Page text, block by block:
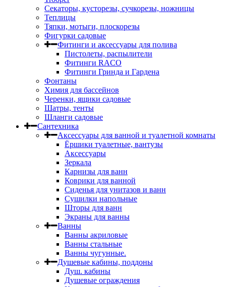
Секаторы, кусторезы, сучкорезы, ножницы
Теплицы
Тяпки, мотыги, плоскорезы
Фигурки садовые
Фитинги и аксессуары для полива
Пистолеты, распылители
Фитинги RACO
Фитинги Гринда и Гардена
Фонтаны
Химия для бассейнов
Черенки, ящики садовые
Шатры, тенты
Шланги садовые
Сантехника
Аксессуары для ванной и туалетной комнаты
Ёршики туалетные, вантузы
Аксессуары
Зеркала
Карнизы для ванн
Коврики для ванной
Сиденья для унитазов и ванн
Сушилки напольные
Шторы для ванн
Экраны для ванны
Ванны
Ванны акриловые
Ванны стальные
Ванны чугунные.
Душевые кабины, поддоны
Душ. кабины
Душевые ограждения